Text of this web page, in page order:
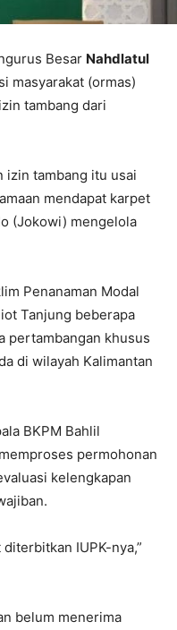
Besar Nahdlatul
masyarakat (ormas)
tambang dari
izin tambang itu usai
mendapat karpet
(Jokowi) mengelola
Penanaman Modal
Tanjung beberapa
pertambangan khusus
di wilayah Kalimantan
BKPM Bahlil
permohonan
kelengkapan
IUPK-nya,”
belum menerima